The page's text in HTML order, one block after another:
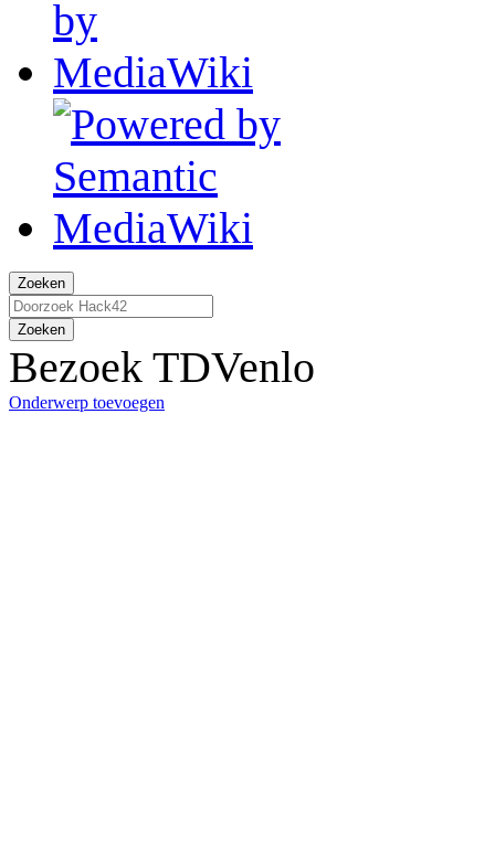
Zoeken
Zoeken
Bezoek TDVenlo
Onderwerp toevoegen